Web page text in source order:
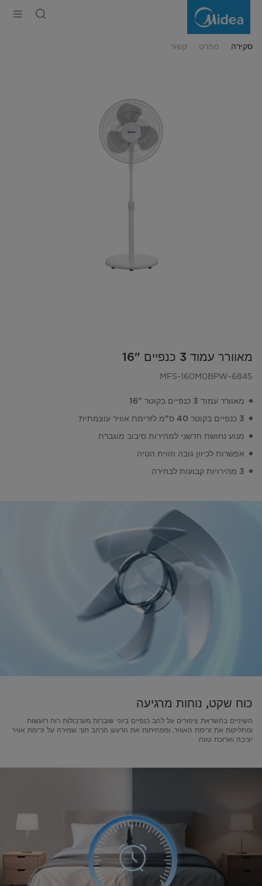
סקירה מפרט קשור
מאוורר עמוד 3 כנפיים "16
MFS-160M0BPW-6845
מאוורר עמוד 3 כנפיים בקוטר "16
3 כנפיים בקוטר 40 ס"מ לזרימת אוויר עוצמתית
מנוע נחושת חדשני למהירות סיבוב מוגברת
אפשרות לכיוון גובה וזווית הטיה
3 מהירויות קבועות לבחירה
כוח שקט, נוחות מרגיעה
השיניים בהשראת ציפורים על להב כנפיים ביוני שוברות מערבולות רוח רועשות
ומחליקות את זרימת האוויר, ומפחיתות את הרעש הרחב תוך שמירה על זרימת אוויר
יציבה וארוכת טווח.